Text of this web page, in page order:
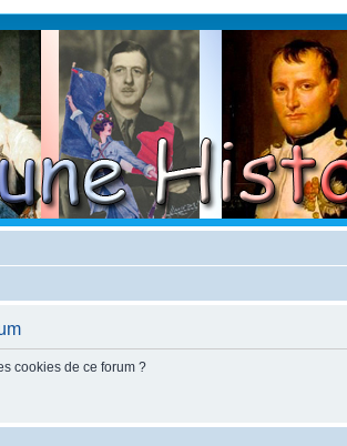
cookies de ce forum ?